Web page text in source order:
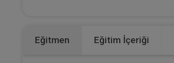
Eğitmen Eğitim İçeriği